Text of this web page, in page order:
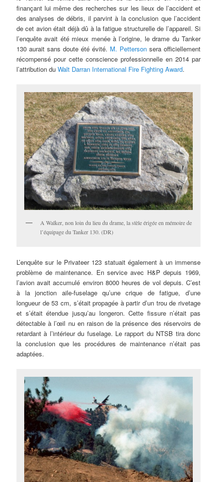
finançant lui même des recherches sur les lieux de l’accident et
des analyses de débris, il parvint à la conclusion que l’accident
de cet avion était déjà dû à la fatigue structurelle de l’appareil. Si
l’enquête avait été mieux menée à l’origine, le drame du Tanker
130 aurait sans doute été évité. M. Petterson sera officiellement
récompensé pour cette conscience professionnelle en 2014 par
l’attribution duWalt Darran International Fire Fighting Award.
A Walker, non loin du lieu du drame, la stèle érigée en mémoire de
l’équipage du Tanker 130. (DR)
L’enquête sur le Privateer 123 statuait également à un immense
problème de maintenance. En service avec H&P depuis 1969,
l’avion avait accumulé environ 8000 heures de vol depuis. C’est
à la jonction aile-fuselage qu’une crique de fatigue, d’une
longueur de 53 cm, s’était propagée à partir d’un trou de rivetage
et s’était étendue jusqu’au longeron. Cette fissure n’était pas
détectable à l’œil nu en raison de la présence des réservoirs de
retardant à l’intérieur du fuselage. Le rapport du NTSB tira donc
la conclusion que les procédures de maintenance n’était pas
adaptées.